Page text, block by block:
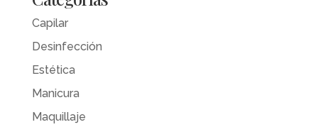
Capilar
Desinfección
Estética
Manicura
Maquillaje